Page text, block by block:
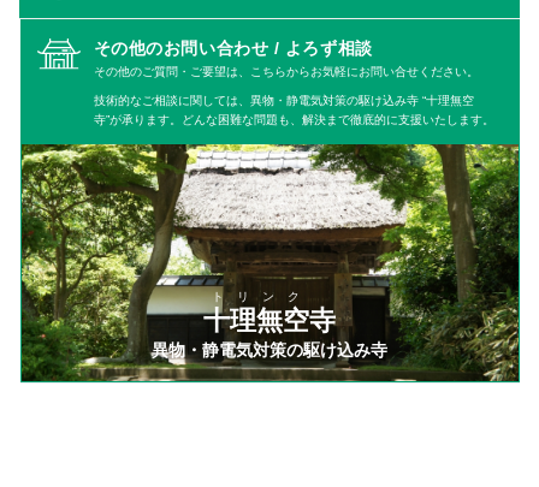
その他のお問い合わせ / よろず相談
その他のご質問・ご要望は、こちらからお気軽にお問い合せください。
技術的なご相談に関しては、異物・静電気対策の駆け込み寺 “十理無空
寺”が承ります。どんな困難な問題も、解決まで徹底的に支援いたします。
十理無空寺
トリンク
異物・静電気対策の駆け込み寺